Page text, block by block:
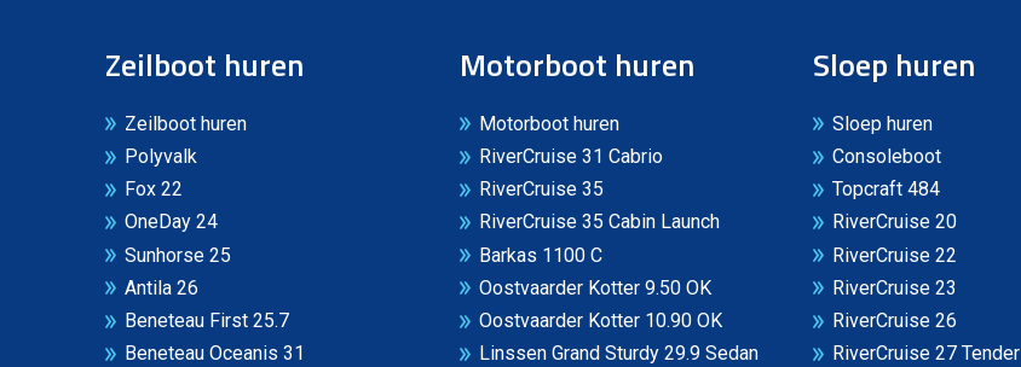
Zeilboot huren
Zeilboot huren
Polyvalk
Fox 22
OneDay 24
Sunhorse 25
Antila 26
Beneteau First 25.7
Beneteau Oceanis 31
Motorboot huren
Motorboot huren
RiverCruise 31 Cabrio
RiverCruise 35
RiverCruise 35 Cabin Launch
Barkas 1100 C
Oostvaarder Kotter 9.50 OK
Oostvaarder Kotter 10.90 OK
Linssen Grand Sturdy 29.9 Sedan
Sloep huren
Sloep huren
Consoleboot
Topcraft 484
RiverCruise 20
RiverCruise 22
RiverCruise 23
RiverCruise 26
RiverCruise 27 Tender